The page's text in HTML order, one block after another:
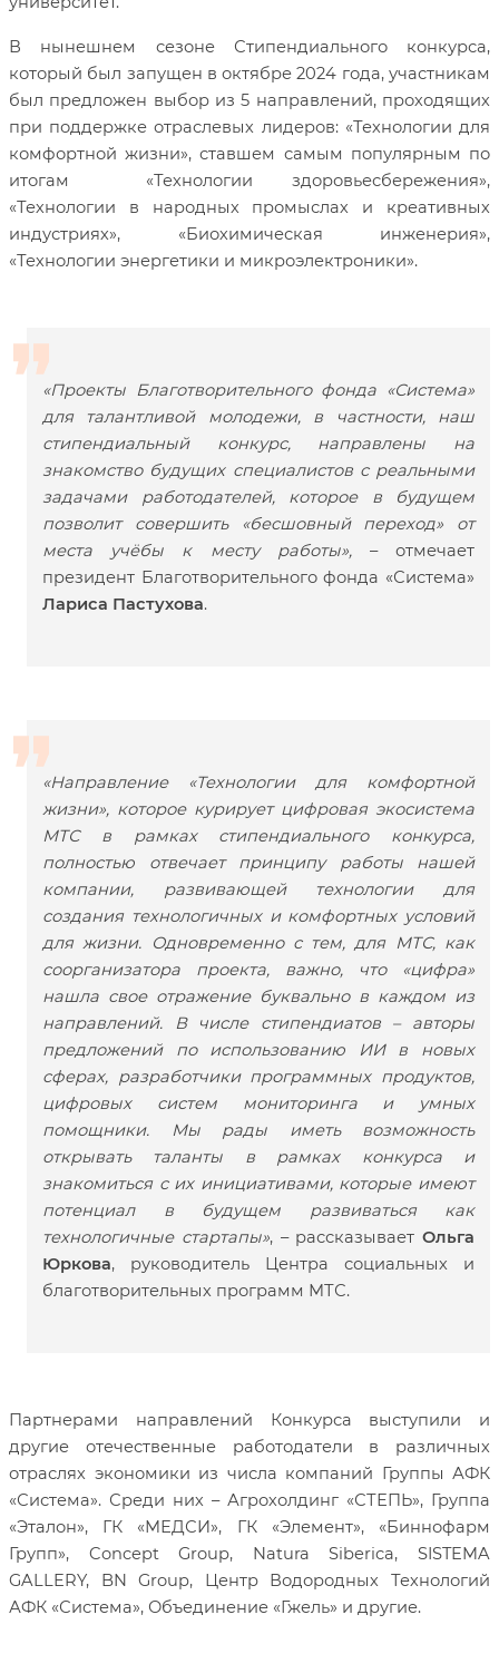
В нынешнем сезоне Стипендиального конкурса,
который был запущен в октябре 2024 года, участникам
был предложен выбор из 5 направлений, проходящих
при поддержке отраслевых лидеров: «Технологии для
комфортной жизни», ставшем самым популярным по
итогам
«Технологии здоровьесбережения»,
«Технологии в народных промыслах и креативных
индустриях», «Биохимическая инженерия»,
«Технологии энергетики и микроэлектроники».
«Проекты Благотворительного фонда «Система»
для талантливой молодежи, в частности, наш
стипендиальный конкурс, направлены на
знакомство будущих специалистов с реальными
задачами работодателей, которое в будущем
позволит совершить «бесшовный переход» от
места учёбы к месту работы»,– отмечает
президент Благотворительного фонда «Система»
Лариса Пастухова.
«Направление «Технологии для комфортной
жизни», которое курирует цифровая экосистема
МТС в рамках стипендиального конкурса,
полностью отвечает принципу работы нашей
компании, развивающей технологии для
создания технологичных и комфортных условий
для жизни. Одновременно с тем, для МТС, как
соорганизатора проекта, важно, что «цифра»
нашла свое отражение буквально в каждом из
направлений. В числе стипендиатов – авторы
предложений по использованию ИИ в новых
сферах, разработчики программных продуктов,
цифровых систем мониторинга и умных
помощники. Мы рады иметь возможность
открывать таланты в рамках конкурса и
знакомиться с их инициативами, которые имеют
потенциал в будущем развиваться как
технологичные стартапы», – рассказывает Ольга
Юркова, руководитель Центра социальных и
благотворительных программ МТС.
Партнерами направлений Конкурса выступили и
другие отечественные работодатели в различных
отраслях экономики из числа компаний Группы АФК
«Система». Среди них – Агрохолдинг «СТЕПЬ», Группа
«Эталон», ГК «МЕДСИ», ГК «Элемент», «Биннофарм
Групп», Concept Group, Natura Siberica, SISTEMA
GALLERY, BN Group, Центр Водородных Технологий
АФК «Система», Объединение «Гжель» и другие.